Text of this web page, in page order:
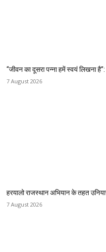
“जीवन का दूसरा पन्ना हमें स्वयं लिखना
7 August 2026
हरयालो राजस्थान अभियान के तहत
7 August 2026